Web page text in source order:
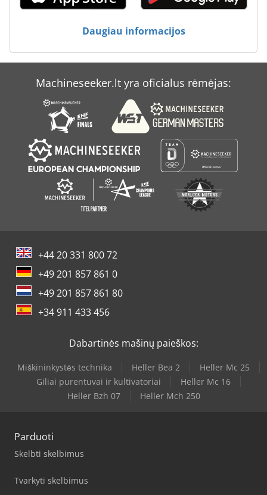
Atlas Copco Xas 146
Atlas Copco Xas 185
Atlas Copco Xas 186
Atlas Copco Xas 57
Atlas Copco Xas 85
Daugiau informacijos
Machineseeker.lt yra oficialus rėmėjas:
+44 20 331 800 72
+49 201 857 861 0
+49 201 857 861 80
+34 911 433 456
Dabartinės mašinų paieškos:
Miškininkystės technika Heller Bea 2
Heller Mc 25
Giliai purentuvai ir kultivatoriai
Heller Mc 16
Heller Bzh 07
Heller Mch 250
Parduoti
Skelbti skelbimus
Tvarkyti skelbimus